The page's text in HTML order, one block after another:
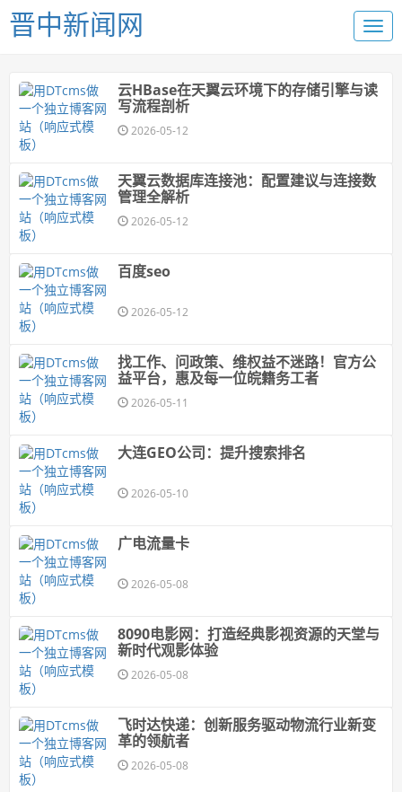
晋中新闻网
云HBase在天翼云环境下的存储引擎与读
写流程剖析
2026-05-12
天翼云数据库连接池：配置建议与连接数
管理全解析
2026-05-12
百度seo
2026-05-12
找工作、问政策、维权益不迷路！官方公
益平台，惠及每一位皖籍务工者
2026-05-11
大连GEO公司：提升搜索排名
2026-05-10
广电流量卡
2026-05-08
8090电影网：打造经典影视资源的天堂与
新时代观影体验
2026-05-08
飞时达快递：创新服务驱动物流行业新变
革的领航者
2026-05-08